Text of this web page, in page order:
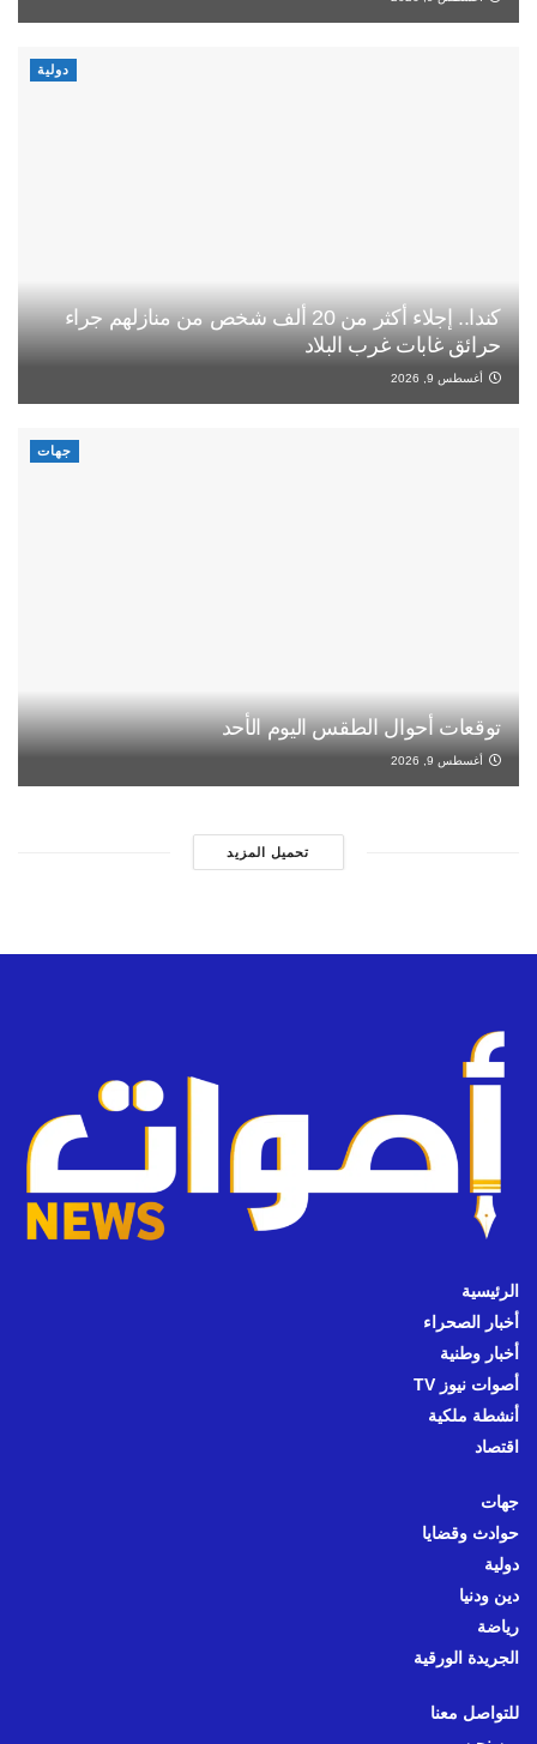
دولية
كندا.. إجلاء أكثر من 20 ألف شخص من منازلهم جراء
حرائق غابات غرب البلاد
أغسطس 9, 2026
جهات
توقعات أحوال الطقس اليوم الأحد
أغسطس 9, 2026
تحميل المزيد
الرئيسية
أخبار الصحراء
أخبار وطنية
أصوات نيوز TV
أنشطة ملكية
اقتصاد
جهات
حوادث وقضايا
دولية
دين ودنيا
رياضة
الجريدة الورقية
للتواصل معنا